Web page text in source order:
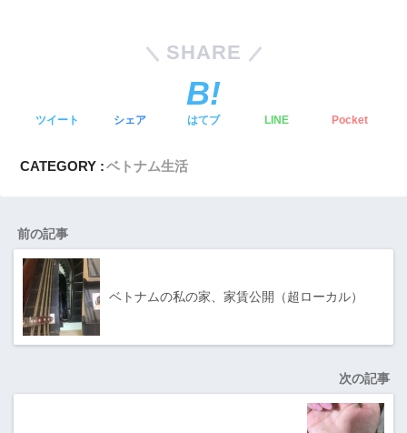
SHARE
ツイート シェア はてブ LINE Pocket
CATEGORY :ベトナム生活
前の記事
ベトナムの私の家、家賃公開（超ローカル）
次の記事